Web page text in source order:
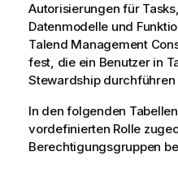
Autorisierungen für
Datenmodelle und
Talend Management
fest, die ein Benutzer in
Stewardshipdurchführen
In den folgenden
vordefinierten Rolle
Berechtigungsgruppen